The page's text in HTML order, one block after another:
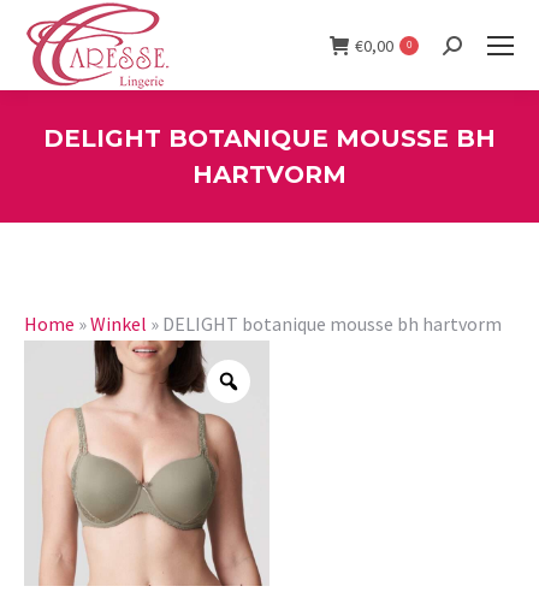
€0,00 0 Search:
DELIGHT BOTANIQUE MOUSSE BH
HARTVORM
Home »Winkel » DELIGHT botanique mousse bh hartvorm